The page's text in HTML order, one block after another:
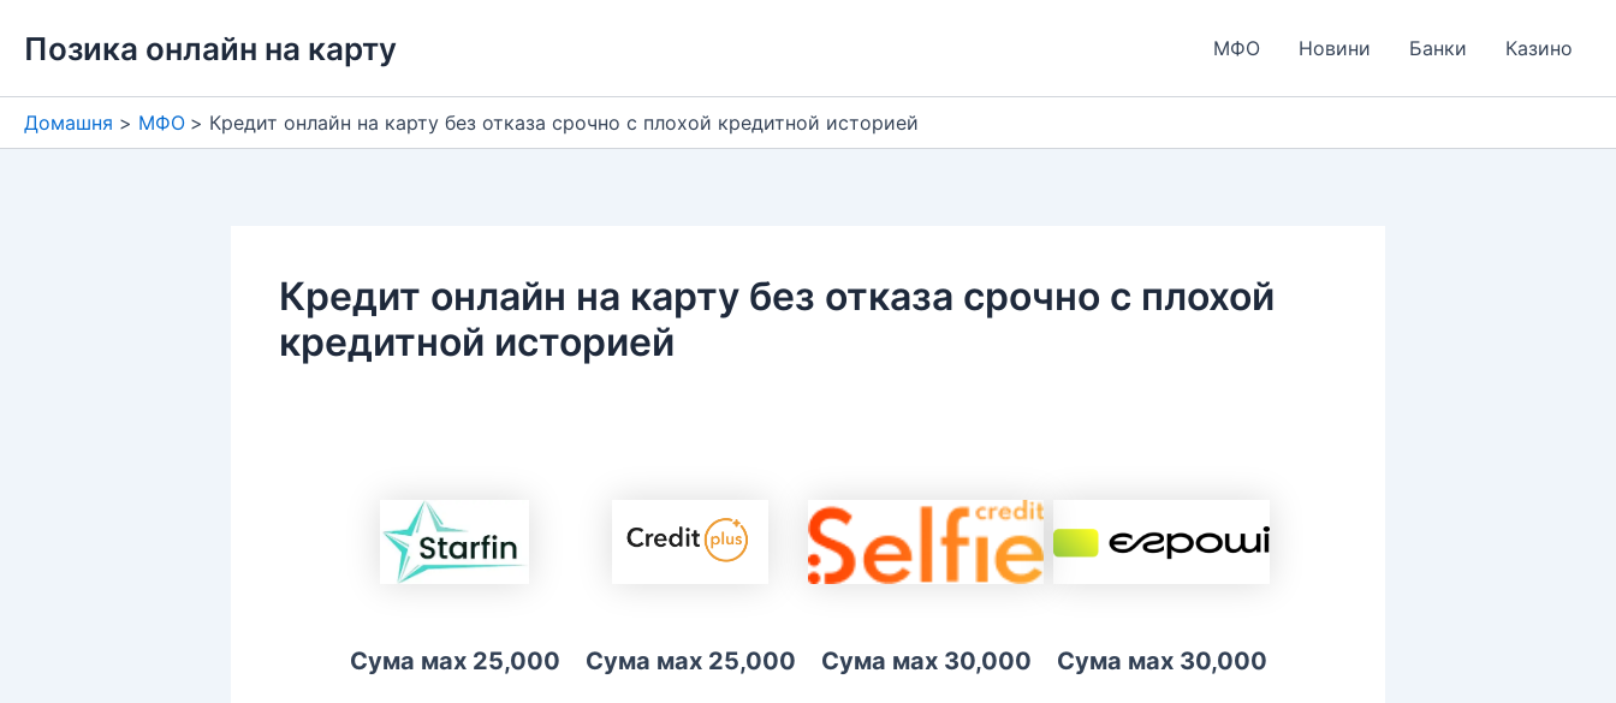
Позика онлайн на карту МФО Новини Банки Казино
Домашня МФО Кредит онлайн на карту без отказа срочно с плохой кредитной историей
Кредит онлайн на карту без отказа срочно с плохой
кредитной историей
Сума мах 25,000 Сума мах 25,000 Сума мах 30,000 Сума мах 30,000